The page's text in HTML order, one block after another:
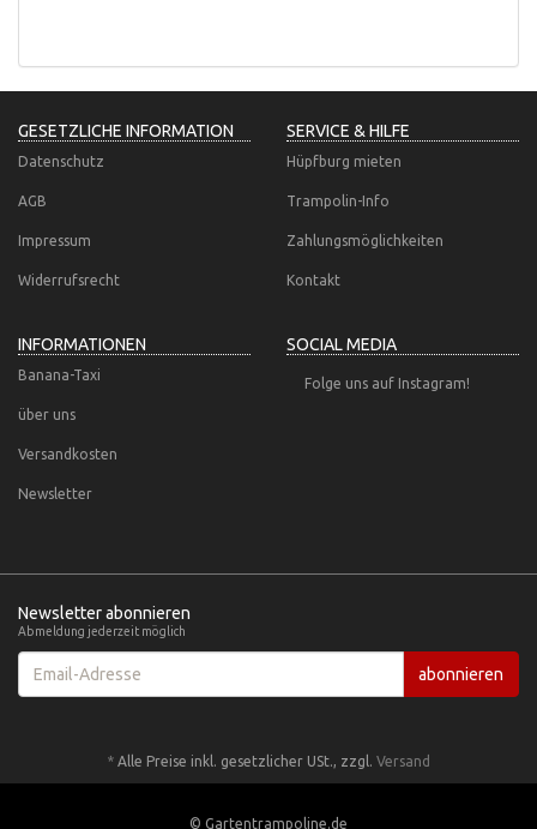
GESETZLICHE INFORMATION
Datenschutz
AGB
Impressum
Widerrufsrecht
SERVICE & HILFE
Hüpfburg mieten
Trampolin-Info
Zahlungsmöglichkeiten
Kontakt
INFORMATIONEN
Banana-Taxi
über uns
Versandkosten
Newsletter
SOCIAL MEDIA
Folge uns auf Instagram!
Newsletter abonnieren
Abmeldung jederzeit möglich
Email-
Adresse
abonnieren
* Alle Preise inkl. gesetzlicher USt., zzgl. Versand
© Gartentrampoline.de